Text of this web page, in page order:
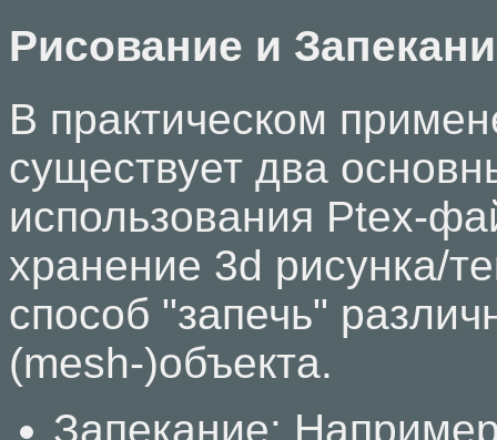
Рисование и
В практическом
существует два
использования Ptex-
хранение 3d рисунка/
способ "запечь"
(mesh-)объекта.
Запекание: